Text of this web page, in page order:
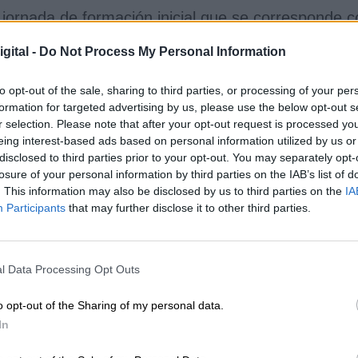
- Do Not Process My Personal Information
opt-out of the sale, sharing to third parties, or processing of your
for targeted advertising by us, please use the below opt-out
selection. Please note that after your opt-out request is processed
interest-based ads based on personal information utilized by us
to third parties prior to your opt-out. You may separately
of your personal information by third parties on the IAB’s list of
This information may also be disclosed by us to third parties on the
Participants that may further disclose it to other third parties.
Data Processing Opt Outs
opt-out of the Sharing of my personal data.
de formación inicial que se corresponde
de la campaña, junto a la realización de un
la edad de inicio del consumo de alcohol
tengan criterio propio para saber decir “no” a
las acciones preventivas sobre el
se pretende potenciar el trabajo en grupo
las altas tasas de consumo de alcohol,
magnitud en la sociedad actual. Además,
de especial gravedad cuando se habla del
se incrementan notablemente las
drogas en las Enseñanzas Secundarias
2018,
de 14 a 18 años en España